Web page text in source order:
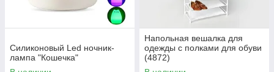
Силиконовый Led ночник-
лампа "Кошечка"
Напольная вешалка для
одежды с полками для обуви
(4872)